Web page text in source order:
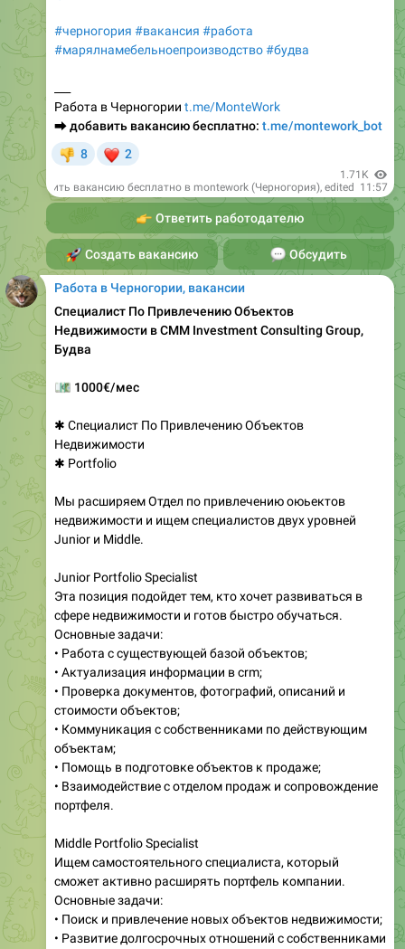
#черногория #вакансия #работа
#марялнамебельноепроизводство#будва
Работа в Черногории t.me/MonteWork
⮕добавить вакансию бесплатно: t.me/montework_bot
8 2
1.71K
Добавить вакансию бесплатно в montework (Черногория), edited 11:57
👉Ответить работодателю
Создать вакансию💬Обсудить
Работа в Черногории, вакансии
Специалист По Привлечению Объектов
Недвижимости в CMM Investment Consulting Group,
Будва
1000€/мес
✱ Специалист По Привлечению Объектов
Недвижимости
✱ Portfolio
Мы расширяем Отдел по привлечению оюьектов
недвижимости и ищем специалистов двух уровней
Junior и Middle.
Junior Portfolio Specialist
Эта позиция подойдет тем, кто хочет развиваться в
сфере недвижимости и готов быстро обучаться.
Основные задачи:
• Работа с существующей базой объектов;
• Актуализация информации в crm;
• Проверка документов, фотографий, описаний и
стоимости объектов;
• Коммуникация с собственниками по действующим
объектам;
• Помощь в подготовке объектов к продаже;
• Взаимодействие с отделом продаж и сопровождение
портфеля.
Middle Portfolio Specialist
Ищем самостоятельного специалиста, который
сможет активно расширять портфель компании.
Основные задачи:
• Поиск и привлечение новых объектов недвижимости;
• Развитие долгосрочных отношений с собственниками